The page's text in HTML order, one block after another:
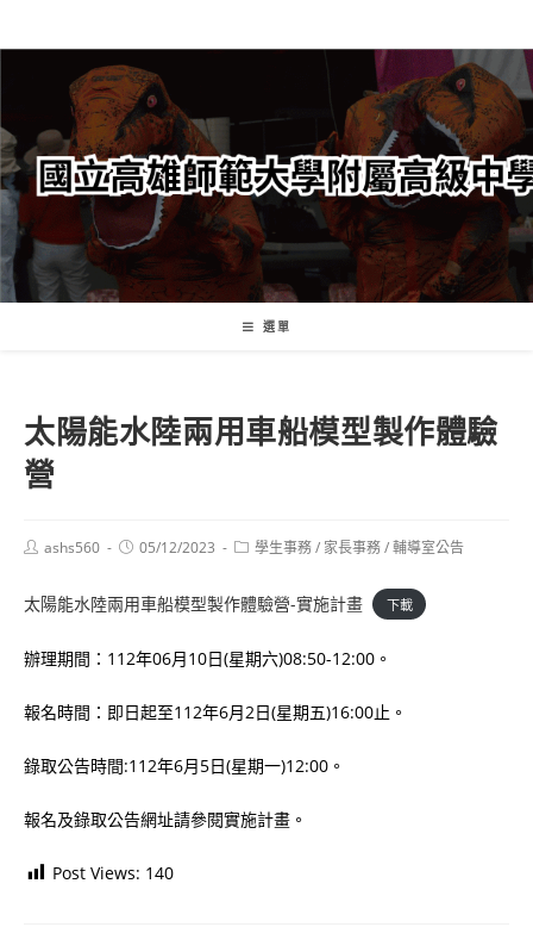
轉
要
內
容
選單
太陽能水陸兩用車船模型製作體驗
營
Postashs560
Post05/12/2023
Post學生事務/ 家長事務/輔導室公告
太陽能水陸兩用車船模型製作體驗營-實施計畫 下載
辦理期間：112年06月10日(星期六)08:50-12:00。
報名時間：即日起至112年6月2日(星期五)16:00止。
錄取公告時間:112年6月5日(星期一)12:00。
報名及錄取公告網址請參閱實施計畫。
Post Views: 140